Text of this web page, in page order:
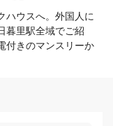
ハウスへ。外国人に
暮里駅全域でご紹
付きのマンスリーか